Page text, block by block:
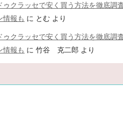
ゥクラッセで安く買う方法を徹底調
情報も に とむ より
ゥクラッセで安く買う方法を徹底調
情報も に竹谷 克二郎 より